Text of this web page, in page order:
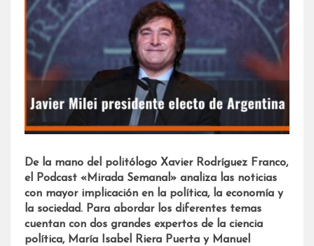
De la mano del politólogo Xavier Rodríguez Franco,
el Podcast «Mirada Semanal» analiza las noticias
con mayor implicación en la política, la economía y
la sociedad. Para abordar los diferentes temas
cuentan con dos grandes expertos de la ciencia
política, María Isabel Riera Puerta y Manuel